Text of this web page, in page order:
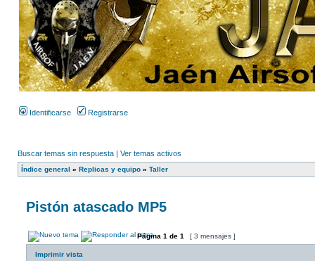
Identificarse Registrarse
Buscar temas sin respuesta | Ver temas activos
Índice general » Replicas y equipo » Taller
Pistón atascado MP5
Página 1 de 1 [ 3 mensajes ]
Imprimir vista